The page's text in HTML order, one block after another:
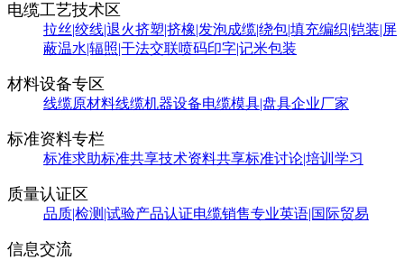
电缆工艺技术区
拉丝|绞线|退火挤塑|挤橡|发泡成缆|绕包|填充编织|铠装|屏
蔽温水|辐照|干法交联喷码印字|记米包装
材料设备专区
线缆原材料线缆机器设备电缆模具|盘具企业厂家
标准资料专栏
标准求助标准共享技术资料共享标准讨论|培训学习
质量认证区
品质|检测|试验产品认证电缆销售专业英语|国际贸易
信息交流